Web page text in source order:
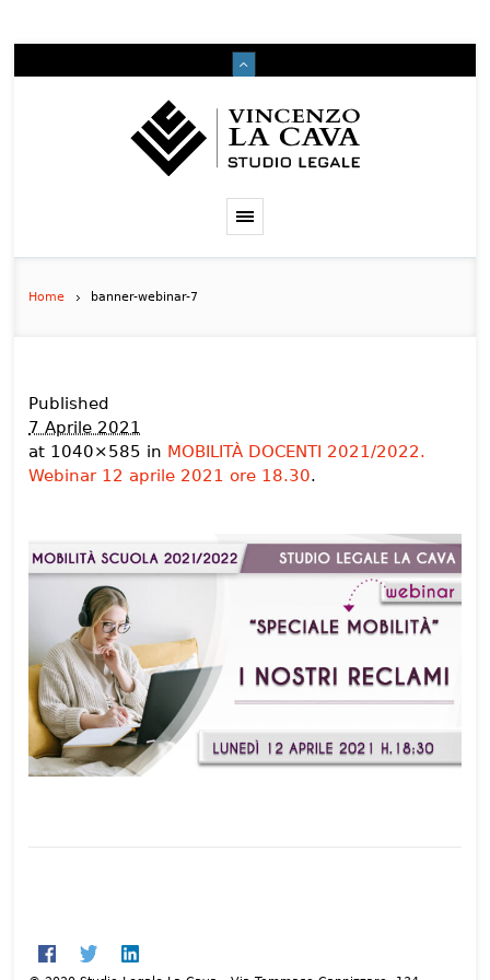
Home banner-webinar-7
Published
7 Aprile 2021
at 1040×585 in MOBILITÀ DOCENTI 2021/2022.
Webinar 12 aprile 2021 ore 18.30.